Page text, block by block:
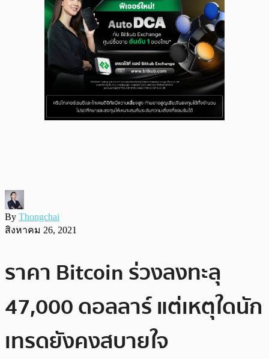
By Thongchai
สิงหาคม 26, 2021
ราคา Bitcoin ร่วงลงทะลุ
47,000 ดอลลาร์ แต่เหตุใดนัก
เทรดยังคงสบายใจ